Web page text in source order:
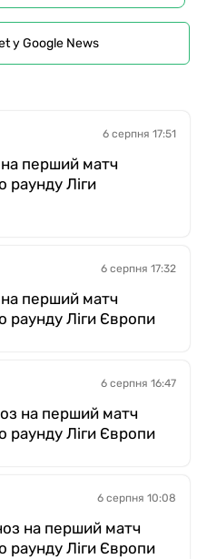
у Google News
6 серпня 17:51
перший матч
раунду Ліги
6 серпня 17:32
перший матч
раунду Ліги Європи
6 серпня 16:47
на перший матч
раунду Ліги Європи
6 серпня 10:08
на перший матч
раунду Ліги Європи